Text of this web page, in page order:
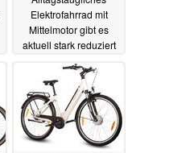
Elektrofahrrad mit
Mittelmotor gibt es
aktuell stark reduziert
29.08.2025